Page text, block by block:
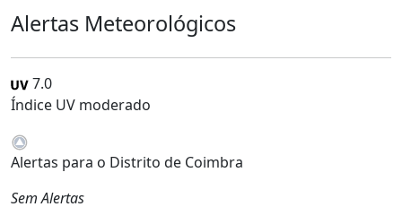
Alertas Meteorológicos
7.0
Índice UV moderado
Alertas para o Distrito de Coimbra
Sem Alertas